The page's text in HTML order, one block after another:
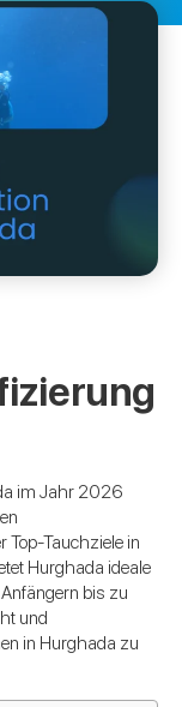
im Jahr 2026
Top-Tauchziele in
Hurghada ideale
bis zu
und
in Hurghada zu